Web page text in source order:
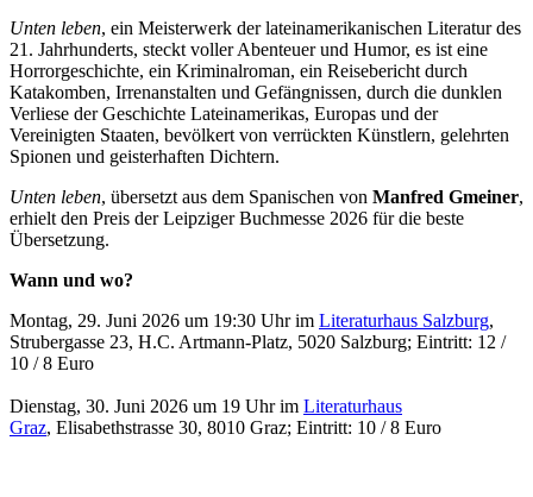
Unten leben, ein Meisterwerk der lateinamerikanischen Literatur des
21. Jahrhunderts, steckt voller Abenteuer und Humor, es ist eine
Horrorgeschichte, ein Kriminalroman, ein Reisebericht durch
Katakomben, Irrenanstalten und Gefängnissen, durch die dunklen
Verliese der Geschichte Lateinamerikas, Europas und der
Vereinigten Staaten, bevölkert von verrückten Künstlern, gelehrten
Spionen und geisterhaften Dichtern.
Unten leben, übersetzt aus dem Spanischen von Manfred Gmeiner,
erhielt den Preis der Leipziger Buchmesse 2026 für die beste
Übersetzung.
Wann und wo?
Montag, 29. Juni 2026 um 19:30 Uhr im Literaturhaus Salzburg,
Strubergasse 23, H.C. Artmann-Platz, 5020 Salzburg; Eintritt: 12 /
10 / 8 Euro
Dienstag, 30. Juni 2026 um 19 Uhr im Literaturhaus
Graz, Elisabethstrasse 30, 8010 Graz; Eintritt: 10 / 8 Euro